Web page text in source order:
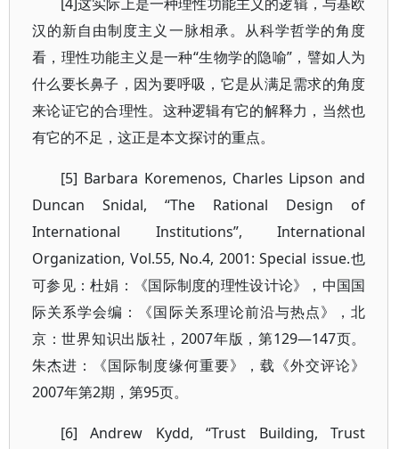
汉的新自由制度主义一脉相承。从科学哲学的角度
看，理性功能主义是一种“生物学的隐喻”，譬如人为
什么要长鼻子，因为要呼吸，它是从满足需求的角度
来论证它的合理性。这种逻辑有它的解释力，当然也
有它的不足，这正是本文探讨的重点。
[5] Barbara Koremenos, Charles Lipson and
Duncan Snidal, “The Rational Design of
International Institutions”, International
Organization, Vol.55, No.4, 2001: Special issue.也
可参见：杜娟：《国际制度的理性设计论》，中国国
际关系学会编：《国际关系理论前沿与热点》，北
京：世界知识出版社，2007年版，第129―147页。
朱杰进：《国际制度缘何重要》，载《外交评论》
2007年第2期，第95页。
[6] Andrew Kydd, “Trust Building, Trust